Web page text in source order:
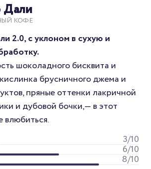
Дали
КОФЕ
2.0, с уклоном в сухую и
шоколадного бисквита и
брусничного джема и
пряные оттенки лакричной
и дубовой бочки,— в этот
влюбиться.
3/10
6/10
8/10